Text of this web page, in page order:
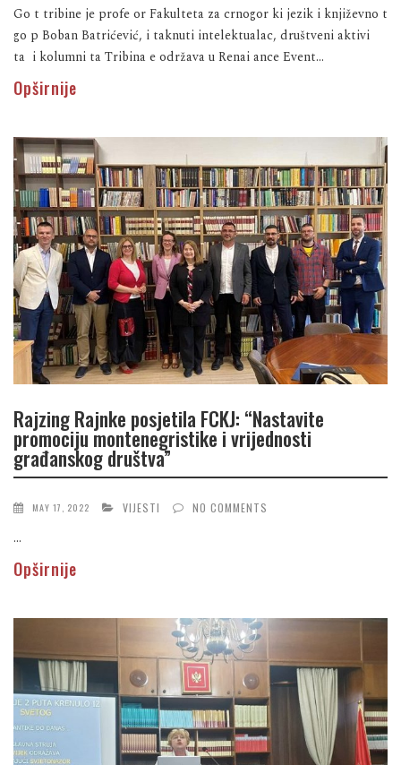
Go t tribine je profe or Fakulteta za crnogor ki jezik i književno t
go p Boban Batrićević, i taknuti intelektualac, društveni aktivi
ta i kolumni ta Tribina e održava u Renai ance Event...
Opširnije
Rajzing Rajnke posjetila FCKJ: “Nastavite
promociju montenegristike i vrijednosti
građanskog društva”
MAY 17, 2022 VIJESTI NO COMMENTS
...
Opširnije